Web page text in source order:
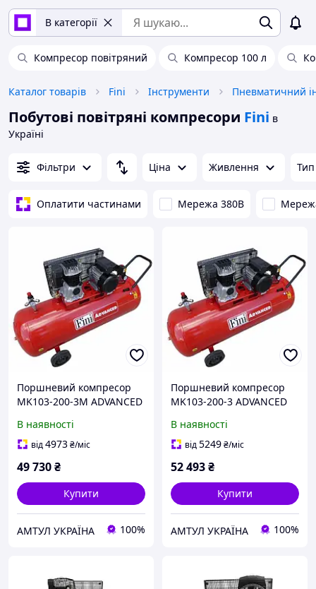
В категорії
Компресор повітряний Компресор 100 л
Каталог товарів Fini Інструменти Пневматичний
Побутові повітряні компресори Fini в
Україні
Фільтри Ціна Живлення
Оплатити частинами Мережа 380В
Поршневий компресор
MK103-200-3M ADVANCED
В наявності
від4973₴/міс
49 730₴
Купити
АМТУЛ УКРАЇНА 100%
Поршневий компресор
MK103-200-3 ADVANCED
В наявності
від5249₴/міс
52 493₴
Купити
АМТУЛ УКРАЇНА 100%